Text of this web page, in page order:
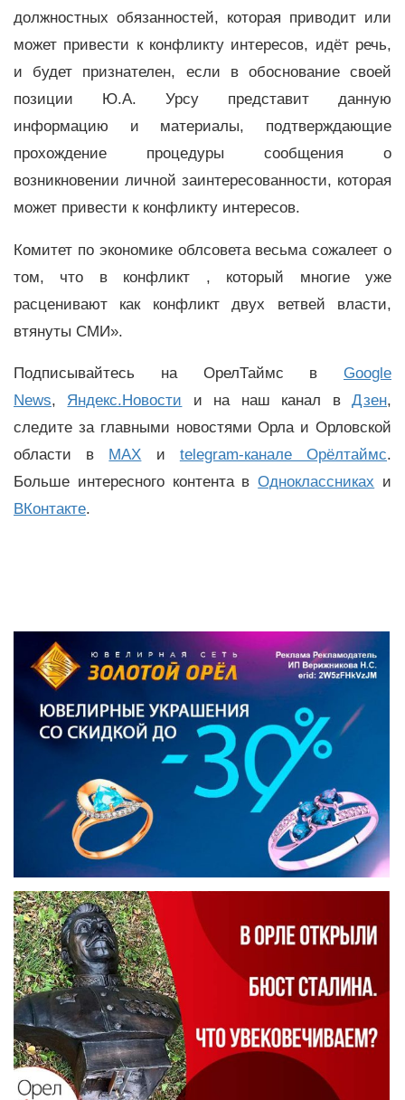
должностных обязанностей, которая приводит или
может привести к конфликту интересов, идёт речь,
и будет признателен, если в обоснование своей
позиции Ю.А. Урсу представит данную
информацию и материалы, подтверждающие
прохождение процедуры сообщения о
возникновении личной заинтересованности, которая
может привести к конфликту интересов.
Комитет по экономике облсовета весьма сожалеет о
том, что в конфликт , который многие уже
расценивают как конфликт двух ветвей власти,
втянуты СМИ».
Подписывайтесь на ОрелТаймс в Google
News, Яндекс.Новости и на наш канал вДзен,
следите за главными новостями Орла и Орловской
области в MAX и telegram-канале Орёлтаймс.
Больше интересного контента вОдноклассниках и
ВКонтакте.